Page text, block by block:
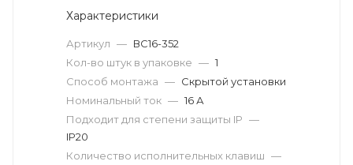
Характеристики
Артикул — ВС16-352
Кол-во штук в упаковке — 1
Способ монтажа — Скрытой установки
Номинальный ток — 16 А
Подходит для степени защиты IP —
IP20
Количество исполнительных клавиш —